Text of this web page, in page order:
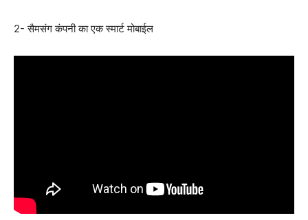
2- सैमसंग कंपनी का एक स्मार्ट मोबाईल